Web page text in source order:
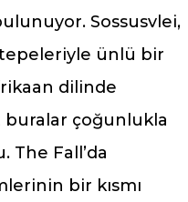
Sossusvlei,
ünlü bir
dilinde
buralar çoğunlukla
The Fall’da
bir kısmı